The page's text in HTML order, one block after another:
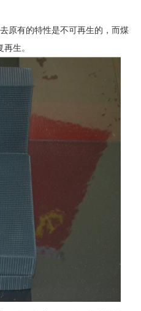
原有的特性是不可再生的，而煤
生。